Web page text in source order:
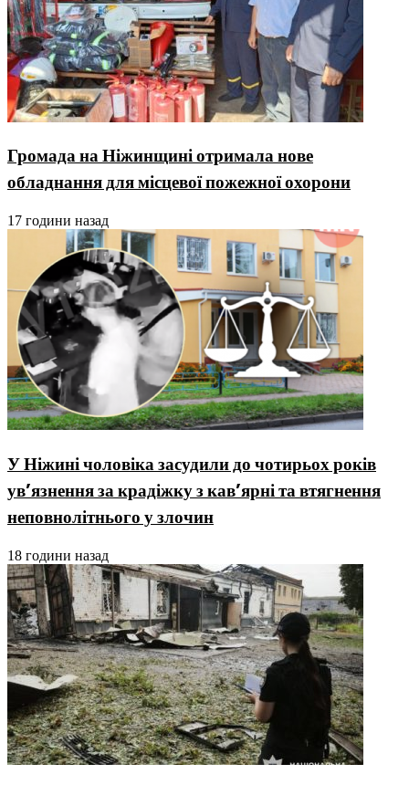
Громада на Ніжинщині отримала нове
обладнання для місцевої пожежної охорони
17 години назад
У Ніжині чоловіка засудили до чотирьох років
ув’язнення за крадіжку з кав’ярні та втягнення
неповнолітнього у злочин
18 години назад